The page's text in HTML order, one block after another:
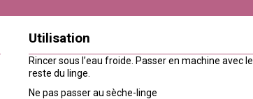
Utilisation
Rincer sous l’eau froide. Passer en machine avec le
reste du linge.
Ne pas passer au sèche-linge